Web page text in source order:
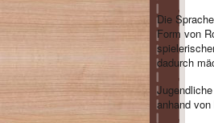
Die
Form von
dadurch
anhand